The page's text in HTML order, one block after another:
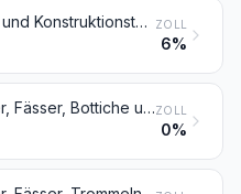
Konstruktionen und Konstruktionsteile (z. B. Brücken und Brückenelemente, Türme, Gittermaste, Pfeiler, Säulen, Gerüste, Dächer, Dachstühle, Tore, Türen, Fenster, und deren Rahmen und Verkleidungen, Tor- und Türschwellen, Geländer), aus Aluminium, ausgenommen vorgefertigte Gebäude der Position 9406; zu Konstruktionszwecken vorgearbeitete Bleche, Stangen (Stäbe), Profile, Rohre und dergleichen, aus Aluminium ZOLL
6%
Sammelbehälter, Fässer, Bottiche und ähnliche Behälter, aus Aluminium, für Stoffe aller Art (ausgenommen verdichtete oder verflüssigte Gase), mit einem Fassungsvermögen von mehr als 300 l, ohne mechanische oder wärmetechnische Einrichtungen, auch mit Innenauskleidung oder WärmeschutzverkleidungZOLL
0%